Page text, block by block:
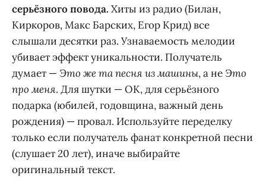
серьёзного повода. Хиты из радио (Билан,
Киркоров, Макс Барских, Егор Крид) все
слышали десятки раз. Узнаваемость мелодии
убивает эффект уникальности. Получатель
думает —Это же та песня из машины, а неЭто
про меня. Для шутки — ОК, для серьёзного
подарка (юбилей, годовщина, важный день
рождения) — провал. Используйте переделку
только если получатель фанат конкретной песни
(слушает 20 лет), иначе выбирайте
оригинальный текст.